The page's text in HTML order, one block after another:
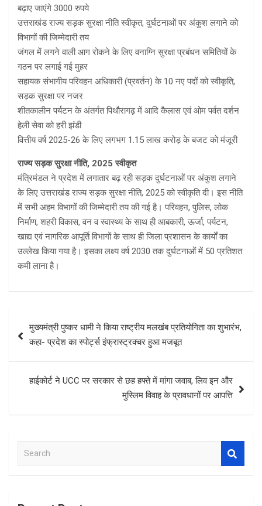
बढ़ाए जाएंगे 3000 रुपये
उत्तराखंड राज्य सड़क सुरक्षा नीति स्वीकृत, दुर्घटनाओं पर अंकुश लगाने को
विभागों की जिम्मेदारी तय
जंगल में लगने वाली आग रोकने के लिए वनाग्नि सुरक्षा प्रबंधन समितियों के
गठन पर लगाई गई मुहर
सहायक संभागीय परिवहन अधिकारी (प्रवर्तन) के 10 नए पदों को स्वीकृति,
सड़क सुरक्षा पर नजर
शीतकालीन पर्यटन के अंतर्गत पिथौरागढ़ में आदि कैलास एवं ओम पर्वत दर्शन
हेली सेवा को हरी झंडी
वित्तीय वर्ष 2025-26 के लिए लगभग 1.15 लाख करोड़ के बजट को मंजूरी
राज्य सड़क सुरक्षा नीति, 2025 स्वीकृत
मंत्रिमंडल ने प्रदेश में लगातार बढ़ रही सड़क दुर्घटनाओं पर अंकुश लगाने
के लिए उत्तराखंड राज्य सड़क सुरक्षा नीति, 2025 को स्वीकृति दी। इस नीति
में सभी अहम विभागों की जिम्मेदारी तय की गई है। परिवहन, पुलिस, लोक
निर्माण, शहरी विकास, वन व स्वास्थ्य के साथ ही आबकारी, ऊर्जा, पर्यटन,
खाद्य एवं नागरिक आपूर्ति विभागों के साथ ही जिला प्रशासन के कार्यों का
उल्लेख किया गया है। इसका लक्ष्य वर्ष 2030 तक दुर्घटनाओं में 50 प्रतिशत
कमी लाना है।
navigation
मुख्यमंत्री पुष्कर धामी ने किया राष्ट्रीय मलखंब प्रतियोगिता का शुभारंभ,
कहा- प्रदेश का स्पोर्ट्स इंफ्रास्ट्रक्चर हुआ मजबूत
हाईकोर्ट ने UCC पर सरकार से छह हफ्ते में मांगा जवाब, लिव इन और
मुस्लिम विवाह के प्रावधानों पर आपत्ति
a